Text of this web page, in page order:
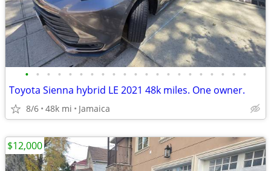
• • • • • • • • • • • • • • • • • • • • •
Toyota Sienna hybrid LE 2021 48k miles. One owner.
8/6 48k mi Jamaica
$12,000